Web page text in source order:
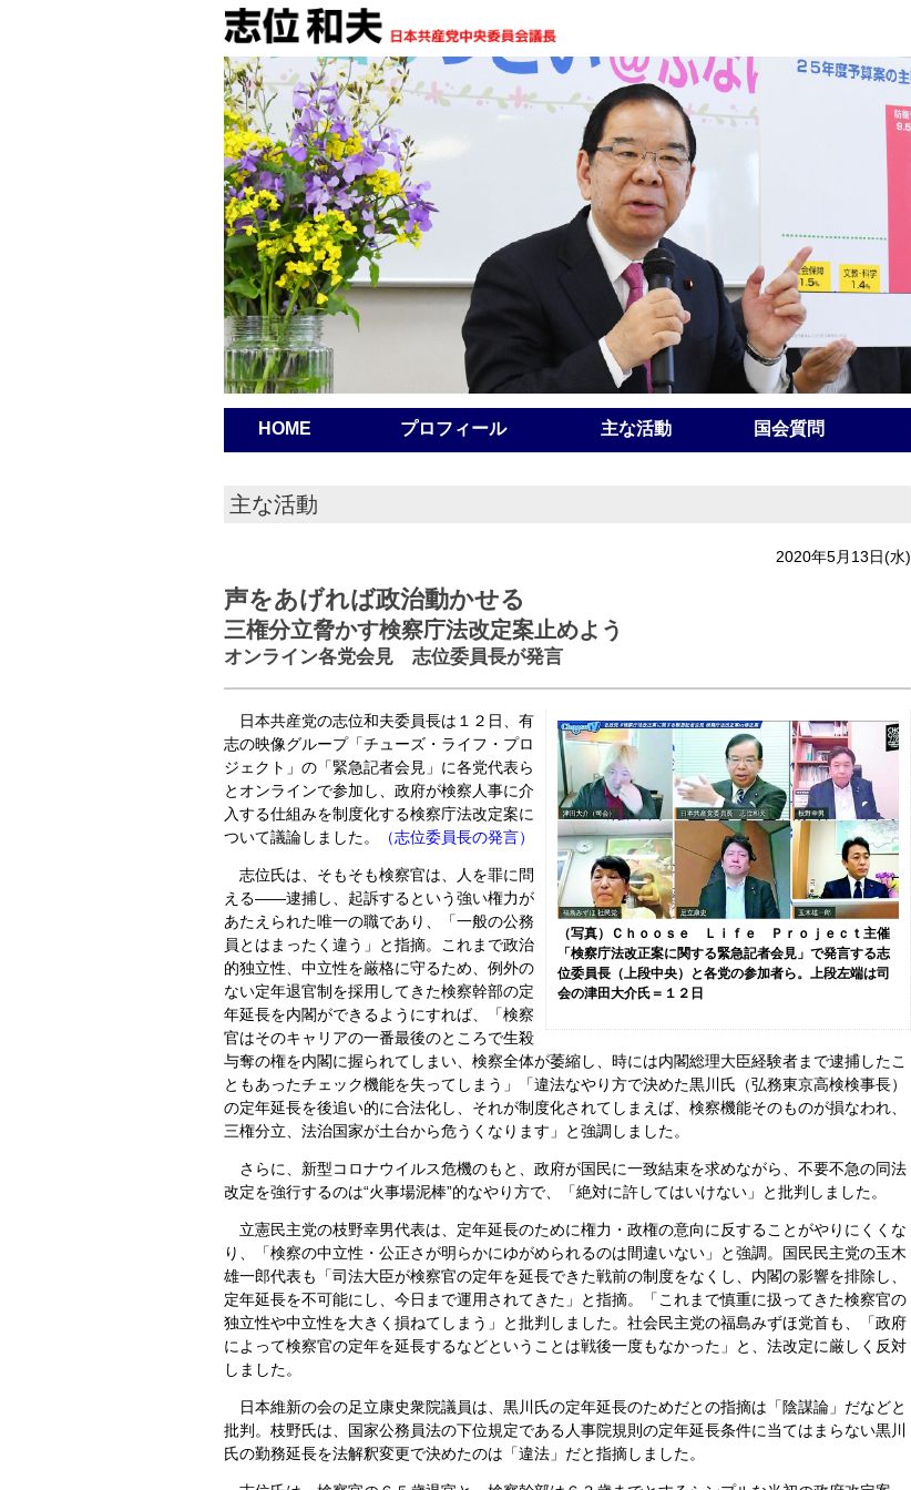
HOME プロフィール 主な活動 国会質問
主な活動
2020年5月13日(水)
声をあげれば政治動かせる
三権分立脅かす検察庁法改定案止めよう
オンライン各党会見 志位委員長が発言
（写真）Ｃｈｏｏｓｅ Ｌｉｆｅ Ｐｒｏｊｅｃｔ主催
「検察庁法改正案に関する緊急記者会見」で発言する志
位委員長（上段中央）と各党の参加者ら。上段左端は司
会の津田大介氏＝１２日
日本共産党の志位和夫委員長は１２日、有
志の映像グループ「チューズ・ライフ・プロ
ジェクト」の「緊急記者会見」に各党代表ら
とオンラインで参加し、政府が検察人事に介
入する仕組みを制度化する検察庁法改定案に
ついて議論しました。
（志位委員長の発言）
志位氏は、そもそも検察官は、人を罪に問
える――逮捕し、起訴するという強い権力が
あたえられた唯一の職であり、「一般の公務
員とはまったく違う」と指摘。これまで政治
的独立性、中立性を厳格に守るため、例外の
ない定年退官制を採用してきた検察幹部の定
年延長を内閣ができるようにすれば、「検察
官はそのキャリアの一番最後のところで生殺
与奪の権を内閣に握られてしまい、検察全体が萎縮し、時には内閣総理大臣経験者まで逮捕したこ
ともあったチェック機能を失ってしまう」「違法なやり方で決めた黒川氏（弘務東京高検検事長）
の定年延長を後追い的に合法化し、それが制度化されてしまえば、検察機能そのものが損なわれ、
三権分立、法治国家が土台から危うくなります」と強調しました。
さらに、新型コロナウイルス危機のもと、政府が国民に一致結束を求めながら、不要不急の同法
改定を強行するのは“火事場泥棒”的なやり方で、「絶対に許してはいけない」と批判しました。
立憲民主党の枝野幸男代表は、定年延長のために権力・政権の意向に反することがやりにくくな
り、「検察の中立性・公正さが明らかにゆがめられるのは間違いない」と強調。国民民主党の玉木
雄一郎代表も「司法大臣が検察官の定年を延長できた戦前の制度をなくし、内閣の影響を排除し、
定年延長を不可能にし、今日まで運用されてきた」と指摘。「これまで慎重に扱ってきた検察官の
独立性や中立性を大きく損ねてしまう」と批判しました。社会民主党の福島みずほ党首も、「政府
によって検察官の定年を延長するなどということは戦後一度もなかった」と、法改定に厳しく反対
しました。
日本維新の会の足立康史衆院議員は、黒川氏の定年延長のためだとの指摘は「陰謀論」だなどと
批判。枝野氏は、国家公務員法の下位規定である人事院規則の定年延長条件に当てはまらない黒川
氏の勤務延長を法解釈変更で決めたのは「違法」だと指摘しました。